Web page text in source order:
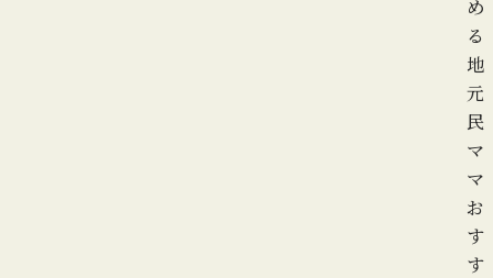
め
る
地
元
民
マ
マ
お
す
す